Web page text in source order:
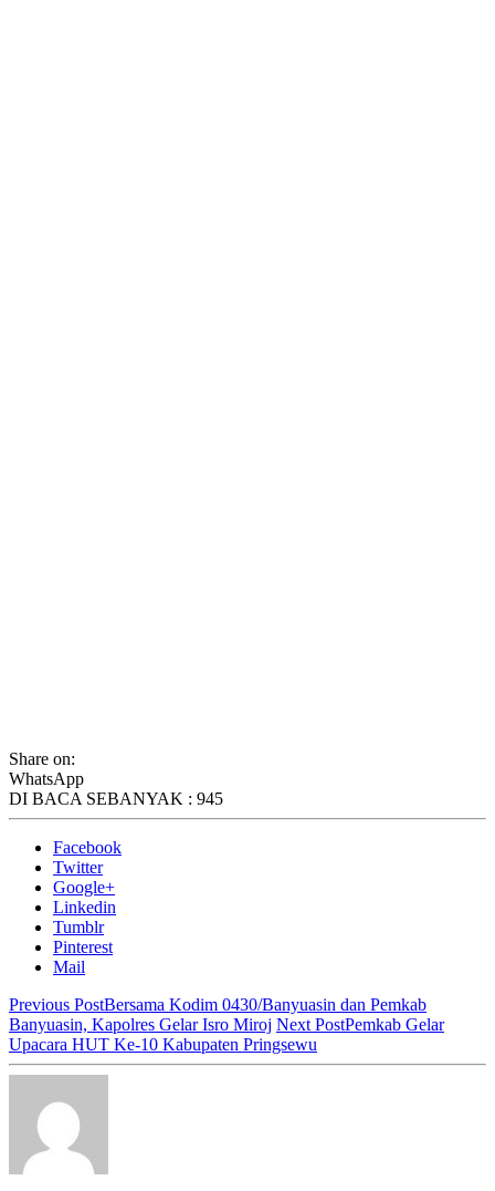
Share on:
WhatsApp
DI BACA SEBANYAK : 945
Facebook
Twitter
Google+
Linkedin
Tumblr
Pinterest
Mail
Previous PostBersama Kodim 0430/Banyuasin dan Pemkab
Banyuasin, Kapolres Gelar Isro Miroj Next PostPemkab Gelar
Upacara HUT Ke-10 Kabupaten Pringsewu